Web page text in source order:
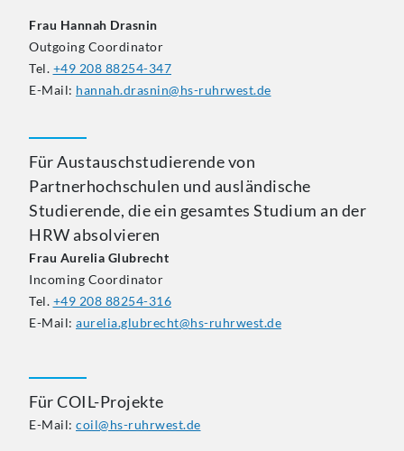
Frau Hannah Drasnin
Outgoing Coordinator
Tel. +49 208 88254-347
E-Mail: hannah.drasnin@hs-ruhrwest.de
Für Austauschstudierende von
Partnerhochschulen und ausländische
Studierende, die ein gesamtes Studium an der
HRW absolvieren
Frau Aurelia Glubrecht
Incoming Coordinator
Tel. +49 208 88254-316
E-Mail: aurelia.glubrecht@hs-ruhrwest.de
Für COIL-Projekte
E-Mail: coil@hs-ruhrwest.de